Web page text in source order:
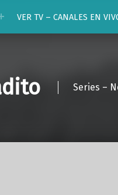
VER TV – CANALES EN
Series –